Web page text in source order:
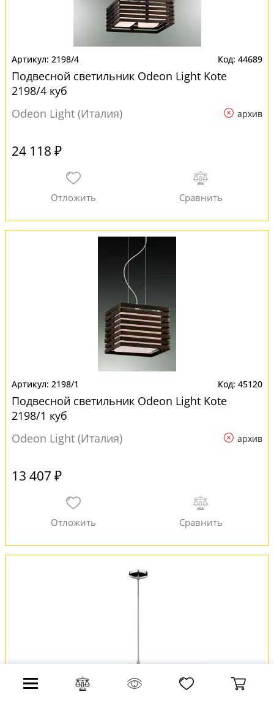
2198/4 44689
Подвесной светильник Odeon Light Kote
2198/4 куб
Odeon Light (Италия)
архив
24 118 ₽
2198/1 45120
Подвесной светильник Odeon Light Kote
2198/1 куб
Odeon Light (Италия)
архив
13 407 ₽